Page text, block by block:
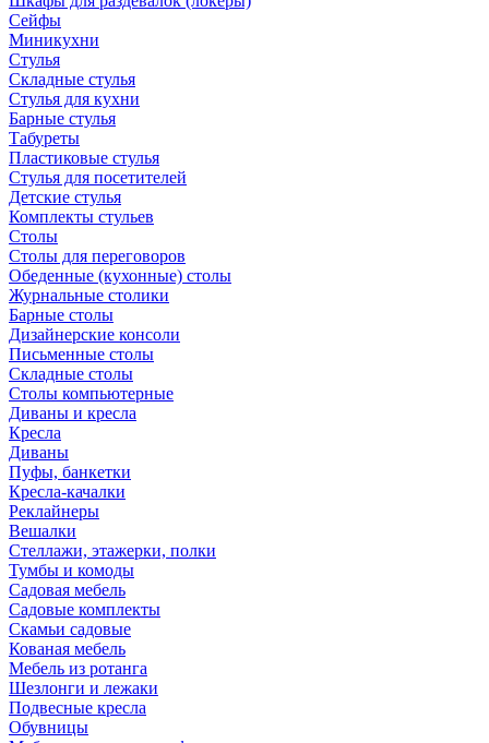
Сейфы
Миникухни
Стулья
Складные стулья
Стулья для кухни
Барные стулья
Табуреты
Пластиковые стулья
Стулья для посетителей
Детские стулья
Комплекты стульев
Столы
Столы для переговоров
Обеденные (кухонные) столы
Журнальные столики
Барные столы
Дизайнерские консоли
Письменные столы
Складные столы
Столы компьютерные
Диваны и кресла
Кресла
Диваны
Пуфы, банкетки
Кресла-качалки
Реклайнеры
Вешалки
Стеллажи, этажерки, полки
Тумбы и комоды
Садовая мебель
Садовые комплекты
Скамьи садовые
Кованая мебель
Мебель из ротанга
Шезлонги и лежаки
Подвесные кресла
Обувницы